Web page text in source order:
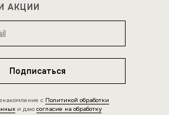
Подписаться
с Политикой обработки
и даю согласие на обработку
АКЦИИ